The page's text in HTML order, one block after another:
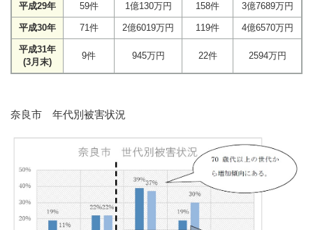
平成29年 59件 1億130万円 158件 3億7689万円
平成30年 71件 2億6019万円 119件 4億6570万円
平成31年
(3月末)
9件 945万円 22件 2594万円
奈良市 年代別被害状況